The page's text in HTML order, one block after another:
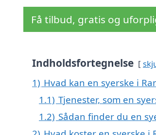
Få tilbud, gratis og
Indholdsfortegnelse
1) Hvad kan en syerske i
1.1) Tjenester, som en
1.2) Sådan finder du en